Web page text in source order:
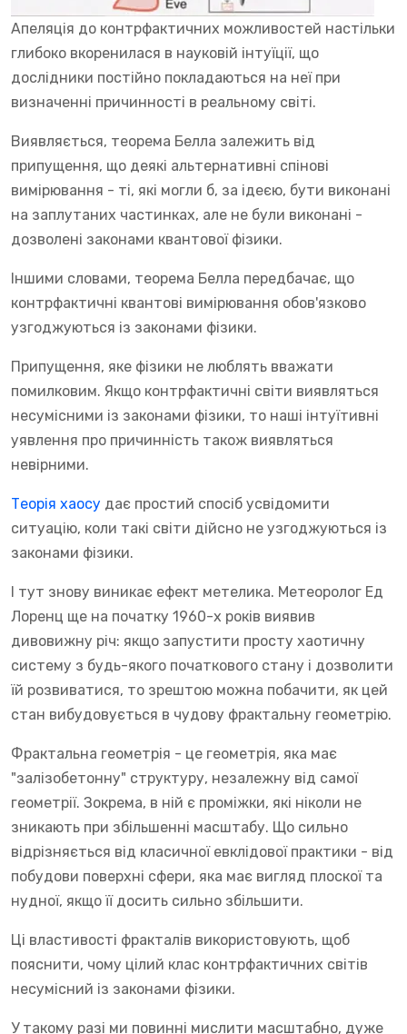
Апеляція до контрфактичних можливостей настільки
глибоко вкоренилася в науковій інтуїції, що
дослідники постійно покладаються на неї при
визначенні причинності в реальному світі.
Виявляється, теорема Белла залежить від
припущення, що деякі альтернативні спінові
вимірювання - ті, які могли б, за ідеєю, бути виконані
на заплутаних частинках, але не були виконані -
дозволені законами квантової фізики.
Іншими словами, теорема Белла передбачає, що
контрфактичні квантові вимірювання обов'язково
узгоджуються із законами фізики.
Припущення, яке фізики не люблять вважати
помилковим. Якщо контрфактичні світи виявляться
несумісними із законами фізики, то наші інтуїтивні
уявлення про причинність також виявляться
невірними.
Теорія хаосу дає простий спосіб усвідомити
ситуацію, коли такі світи дійсно не узгоджуються із
законами фізики.
І тут знову виникає ефект метелика. Метеоролог Ед
Лоренц ще на початку 1960-х років виявив
дивовижну річ: якщо запустити просту хаотичну
систему з будь-якого початкового стану і дозволити
їй розвиватися, то зрештою можна побачити, як цей
стан вибудовується в чудову фрактальну геометрію.
Фрактальна геометрія - це геометрія, яка має
"залізобетонну" структуру, незалежну від самої
геометрії. Зокрема, в ній є проміжки, які ніколи не
зникають при збільшенні масштабу. Що сильно
відрізняється від класичної евклідової практики - від
побудови поверхні сфери, яка має вигляд плоскої та
нудної, якщо її досить сильно збільшити.
Ці властивості фракталів використовують, щоб
пояснити, чому цілий клас контрфактичних світів
несумісний із законами фізики.
У такому разі ми повинні мислити масштабно, дуже